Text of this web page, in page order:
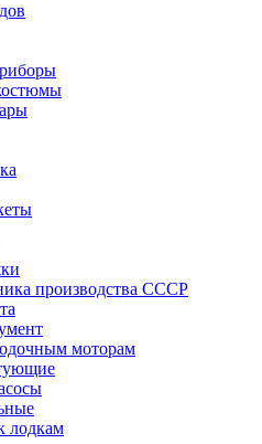
производства СССР
моторам
лодкам